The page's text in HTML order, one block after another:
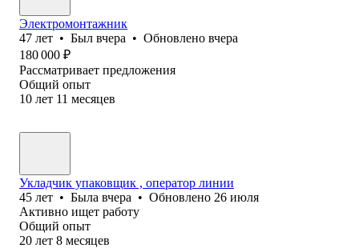
Электромонтажник
47 лет • Был вчера • Обновлено вчера
180 000 ₽
Рассматривает предложения
Общий опыт
10 лет 11 месяцев
Укладчик упаковщик , оператор линии
45 лет • Была вчера • Обновлено 26 июля
Активно ищет работу
Общий опыт
20 лет 8 месяцев